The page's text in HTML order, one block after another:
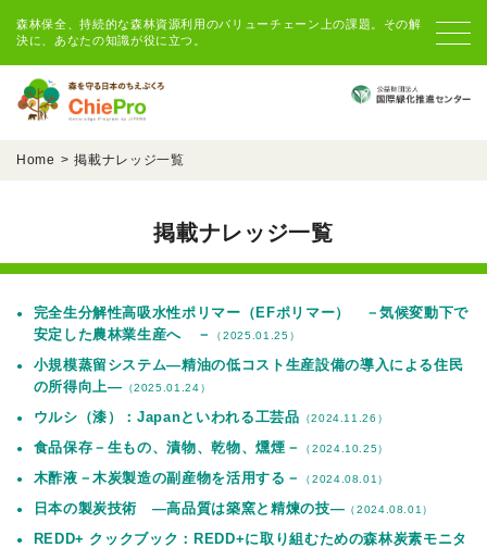
森林保全、持続的な森林資源利用のバリューチェーン上の課題。その解
決に、あなたの知識が役に立つ。
Home 掲載ナレッジ一覧
掲載ナレッジ一覧
完全生分解性高吸水性ポリマー（EFポリマー） －気候変動下で
安定した農林業生産へ －
（2025.01.25）
小規模蒸留システム―精油の低コスト生産設備の導入による住民
の所得向上― （2025.01.24）
ウルシ（漆）：Japanといわれる工芸品 （2024.11.26）
食品保存－生もの、漬物、乾物、燻煙－ （2024.10.25）
木酢液－木炭製造の副産物を活用する－ （2024.08.01）
日本の製炭技術 —高品質は築窯と精煉の技— （2024.08.01）
REDD+ クックブック：REDD+に取り組むための森林炭素モニタ